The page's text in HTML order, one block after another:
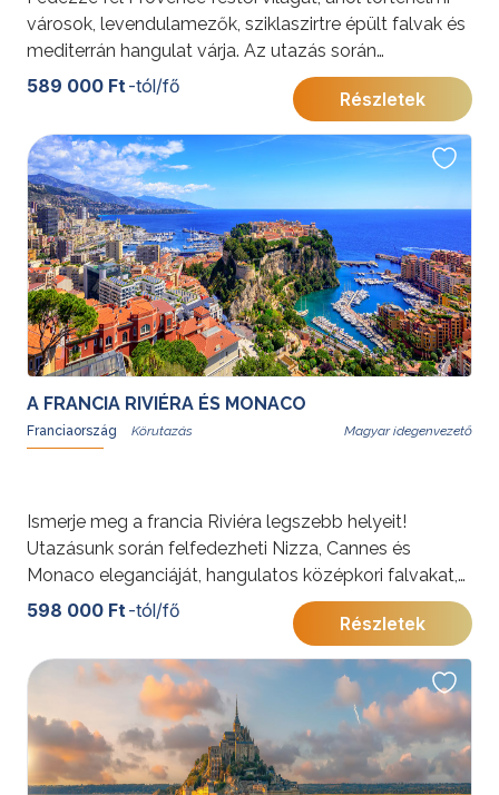
városok, levendulamezők, sziklaszirtre épült falvak és
mediterrán hangulat várja. Az utazás során
megismerheti Arles és Aix-en-Provence művészi
örökségét, a Luberon vidék romantikus tájait, valamint
Marseille és Cassis lenyűgöző tengerpartját.
További érdekességekért Franciaországról kattintson
ide.
589 000 Ft -tól/fő
Részletek
A FRANCIA RIVIÉRA ÉS MONACO
Franciaország Magyar idegenvezető
Ismerje meg a francia Riviéra legszebb helyeit!
Utazásunk során felfedezheti Nizza, Cannes és
Monaco eleganciáját, hangulatos középkori falvakat,
mediterrán panorámákat és világhírű látnivalókat.
További érdekességekért Franciaországról kattintson
ide.
598 000 Ft -tól/fő
Részletek